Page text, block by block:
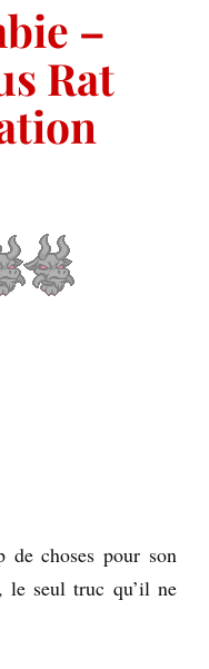
–
Rat
de choses pour son
le seul truc qu’il ne